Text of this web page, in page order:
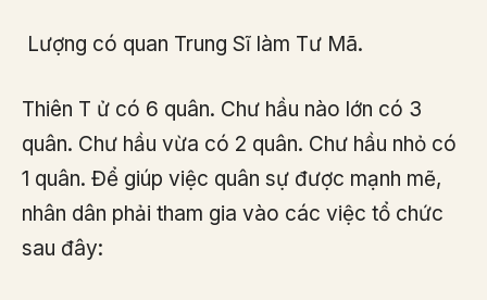
Lượng có quan Trung Sĩ làm Tư Mã.
Thiên T ử có 6 quân. Chư hầu nào lớn có 3
quân. Chư hầu vừa có 2 quân. Chư hầu nhỏ có
1 quân. Để giúp việc quân sự được mạnh mẽ,
nhân dân phải tham gia vào các việc tổ chức
sau đây: